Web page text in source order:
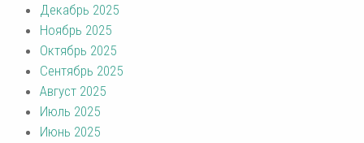
Декабрь 2025
Ноябрь 2025
Октябрь 2025
Сентябрь 2025
Август 2025
Июль 2025
Июнь 2025